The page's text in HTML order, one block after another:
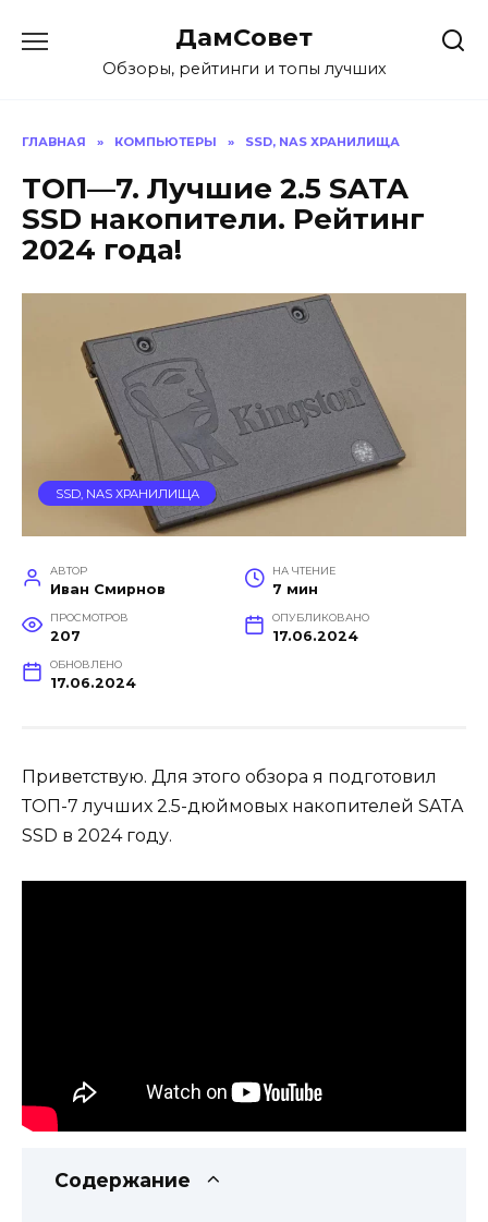
содержанию
ДамСовет
Обзоры, рейтинги и топы лучших
ГЛАВНАЯ » КОМПЬЮТЕРЫ » SSD, NAS ХРАНИЛИЩА
ТОП—7. Лучшие 2.5 SATA
SSD накопители. Рейтинг
2024 года!
SSD, NAS ХРАНИЛИЩА
АВТОР
Иван Смирнов
НА ЧТЕНИЕ
7 мин
ПРОСМОТРОВ
207
ОПУБЛИКОВАНО
17.06.2024
ОБНОВЛЕНО
17.06.2024
Приветствую. Для этого обзора я подготовил
ТОП-7 лучших 2.5-дюймовых накопителей SATA
SSD в 2024 году.
Содержание